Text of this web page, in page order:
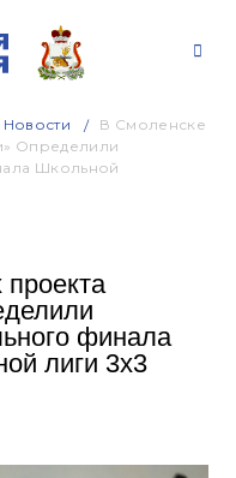
Новости
В Смоленске
Определили
Школьной
финала
лиги 3х3